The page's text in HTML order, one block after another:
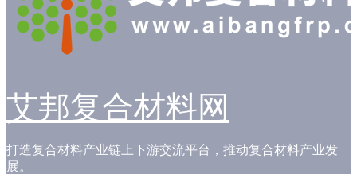
艾邦复合材料网
打造复合材料产业链上下游交流平台，推动复合材料产业发
展。